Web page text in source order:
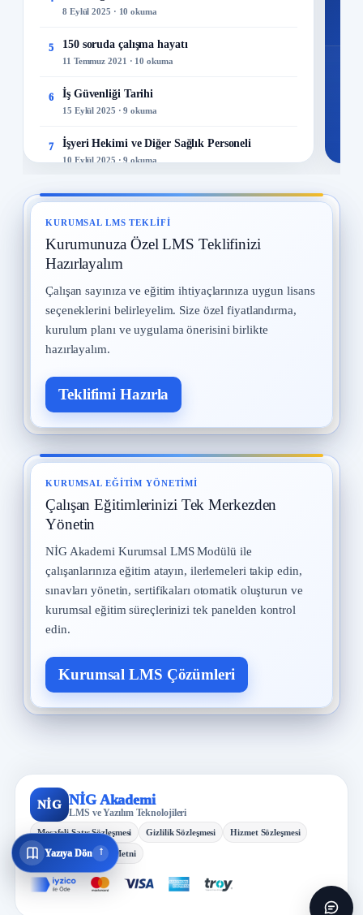
Yazıya Dön ↓
8 Eylül 2025 · 10 okuma
5 150 soruda çalışma hayatı
11 Temmuz 2021 · 10 okuma
6 İş Güvenliği Tarihi
15 Eylül 2025 · 9 okuma
7 İşyeri Hekimi ve Diğer Sağlık Personeli
10 Eylül 2025 · 9 okuma
8 Kadın Çalışanların Çalıştırılması
9 İş Kazaları
30 Temmuz 2025 · 9 okuma
10 Yangın ve Gazlar
29 Temmuz 2025 · 9 okuma
KURUMSAL LMS TEKLIFI
Kurumunuza Özel LMS Teklifinizi
Hazırlayalım
Çalışan sayınıza ve eğitim ihtiyaçlarınıza uygun lisans
seçeneklerini belirleyelim. Size özel fiyatlandırma,
kurulum planı ve uygulama önerisini birlikte
hazırlayalım.
Teklifimi Hazırla
KURUMSAL EĞITIM YÖNETIMI
Çalışan Eğitimlerinizi Tek Merkezden
Yönetin
NİG Akademi Kurumsal LMS Modülü ile
çalışanlarınıza eğitim atayın, ilerlemeleri takip edin,
sınavları yönetin, sertifikaları otomatik oluşturun ve
kurumsal eğitim süreçlerinizi tek panelden kontrol
edin.
Kurumsal LMS Çözümleri
NİG NİG Akademi
LMS ve Yazılım Teknolojileri
Mesafeli Satış Sözleşmesi Gizlilik Sözleşmesi Hizmet Sözleşmesi
KVKK Aydınlatma Metni